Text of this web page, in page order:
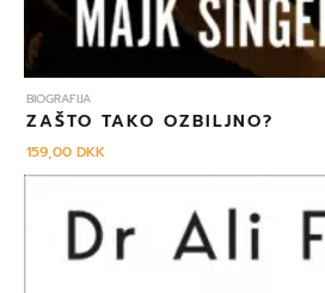
BIOGRAFIJA
ZAŠTO TAKO OZBILJNO?
159,00DKK